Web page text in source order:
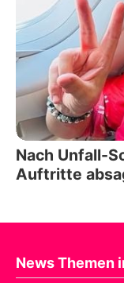
Nach Unfall-
Auftritte
News Themen